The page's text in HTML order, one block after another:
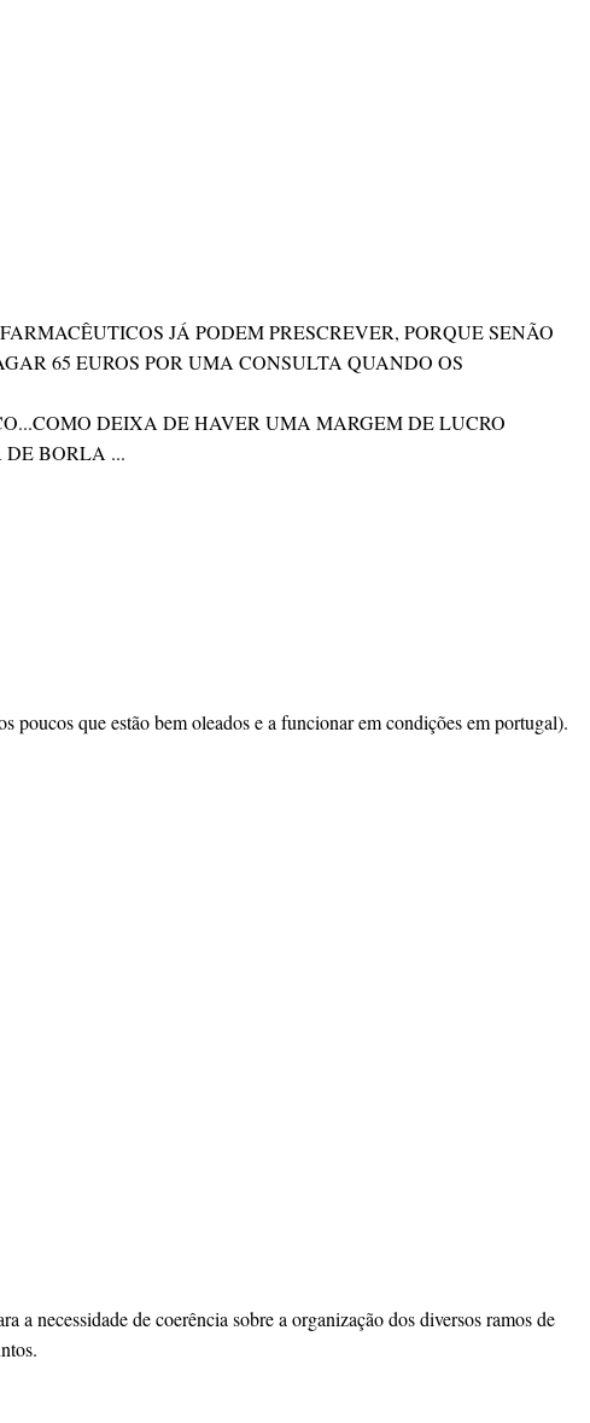
JÁ PODEM PRESCREVER, PORQUE SENÃO
65 EUROS POR UMA CONSULTA QUANDO OS
DEIXA DE HAVER UMA MARGEM DE LUCRO
DE BORLA ...
poucos que estão bem oleados e a funcionar em condições em portugal).
a necessidade de coerência sobre a organização dos diversos ramos de